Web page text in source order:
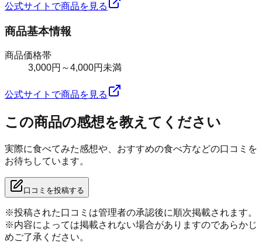
公式サイトで商品を見る
商品基本情報
商品価格帯
3,000円～4,000円未満
公式サイトで商品を見る
この商品の感想を教えてください
実際に食べてみた感想や、おすすめの食べ方などの口コミを
お待ちしています。
口コミを投稿する
※投稿された口コミは管理者の承認後に順次掲載されます。
※内容によっては掲載されない場合がありますのであらかじ
めご了承ください。